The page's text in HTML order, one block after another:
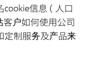
信息（人口
客户如何使用公司
定制服务及产品来